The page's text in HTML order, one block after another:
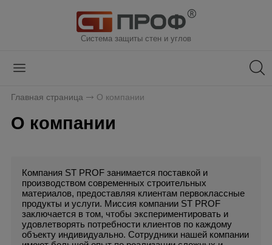
Система защиты стен и углов
Главная страница О компании
О компании
Компания ST PROF занимается поставкой и
производством современных строительных
материалов, предоставляя клиентам первоклассные
продукты и услуги. Миссия компании ST PROF
заключается в том, чтобы экспериментировать и
удовлетворять потребности клиентов по каждому
объекту индивидуально. Сотрудники нашей компании